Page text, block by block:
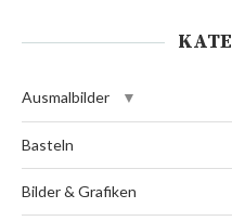
Ausmalbilder
Basteln
Bilder & Grafiken